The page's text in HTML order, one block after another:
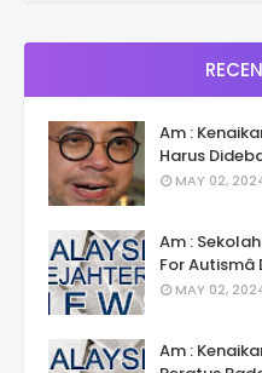
Am :
Harus
MAY 02,
Am :
For
MAY 02,
Am :